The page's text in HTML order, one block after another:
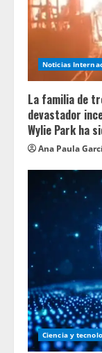
Noticias
La familia de
devastador
Wylie Park ha
Ana Paula
Ciencia y